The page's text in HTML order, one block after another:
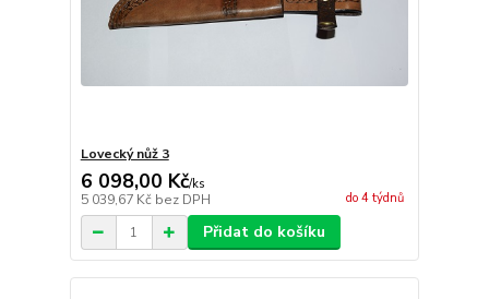
Lovecký nůž 3
6 098,00 Kč/ks
5 039,67 Kč bez DPH do 4 týdnů
Přidat do košíku